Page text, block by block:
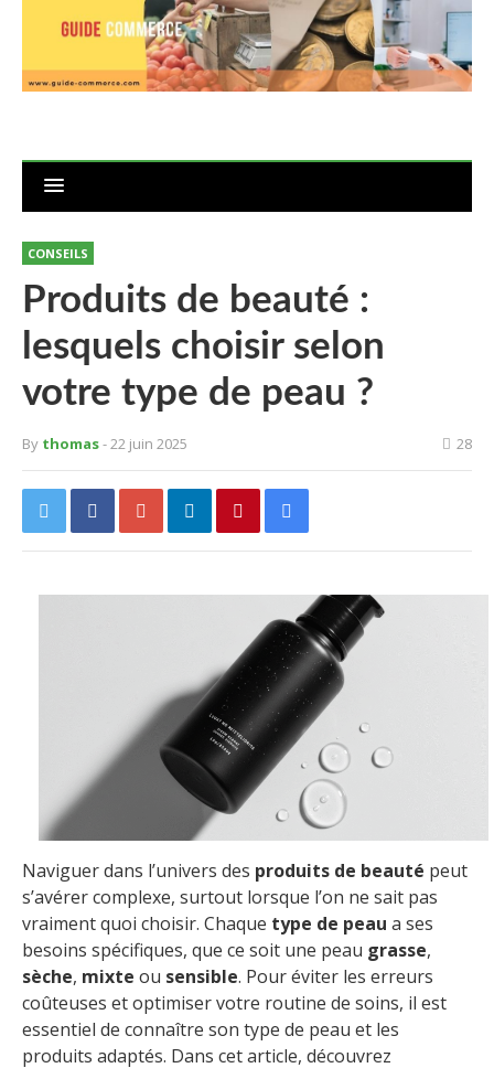
CONSEILS
Produits de beauté :
lesquels choisir selon
votre type de peau ?
By thomas- 22 juin 2025 28
Naviguer dans l’univers des produits de beauté peut
s’avérer complexe, surtout lorsque l’on ne sait pas
vraiment quoi choisir. Chaque type de peau a ses
besoins spécifiques, que ce soit une peau grasse,
sèche, mixte ou sensible. Pour éviter les erreurs
coûteuses et optimiser votre routine de soins, il est
essentiel de connaître son type de peau et les
produits adaptés. Dans cet article, découvrez